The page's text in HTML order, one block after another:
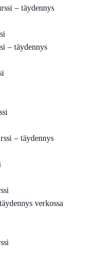
– täydennys
– täydennys
– täydennys
verkossa